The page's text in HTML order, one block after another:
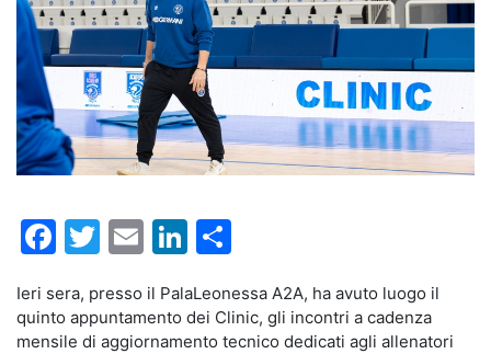
Facebook
Twitter
EmailLinkedIn
Ieri sera, presso il PalaLeonessa A2A, ha avuto luogo il
quinto appuntamento dei Clinic, gli incontri a cadenza
mensile di aggiornamento tecnico dedicati agli allenatori